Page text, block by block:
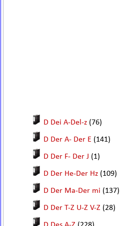
D Dei A-Del-z (76)
D Der A- Der E (141)
D Der F- Der J (1)
D Der He-Der Hz (109)
D Der Ma-Der mi (137)
D Der T-Z U-Z V-Z (28)